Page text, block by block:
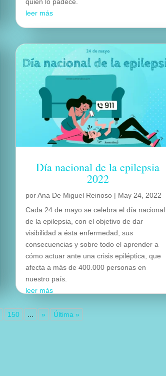
leer más
Día nacional de la epilepsia
2022
porAna De Miguel Reinoso | May 24, 2022
Cada 24 de mayo se celebra el día nacional
de la epilepsia, con el objetivo de dar
visibilidad a ésta enfermedad, sus
consecuencias y sobre todo el aprender a
cómo actuar ante una crisis epiléptica, que
afecta a más de 400.000 personas en
nuestro país.
leer más
150 ... » Última »